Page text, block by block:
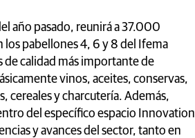
año pasado, reunirá a 37.000
pabellones 4, 6 y 8 del Ifema
de calidad más importante de
vinos, aceites, conservas,
cereales y charcutería. Además,
del específico espacio Innovation
y avances del sector, tanto en